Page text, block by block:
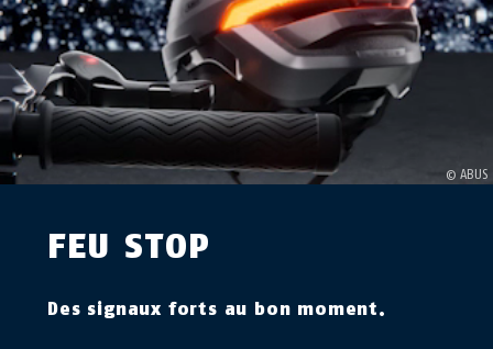
FEU STOP
Des signaux forts au bon moment.